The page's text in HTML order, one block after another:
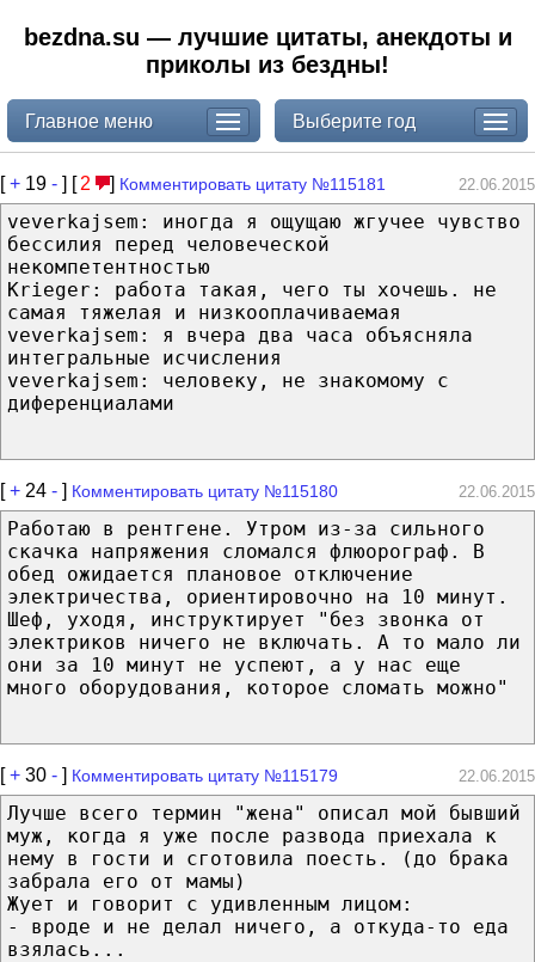
bezdna.su — лучшие цитаты, анекдоты и
приколы из бездны!
Главное меню Выберите год
[+ 19 - ] [ 2 ] Комментировать цитату №115181 22.06.2015
veverkajsem: иногда я ощущаю жгучее чувство
бессилия перед человеческой
некомпетентностью
Krieger: работа такая, чего ты хочешь. не
самая тяжелая и низкооплачиваемая
veverkajsem: я вчера два часа объясняла
интегральные исчисления
veverkajsem: человеку, не знакомому с
диференциалами
[+ 24 - ] Комментировать цитату №115180 22.06.2015
Работаю в рентгене. Утром из-за сильного
скачка напряжения сломался флюорограф. В
обед ожидается плановое отключение
электричества, ориентировочно на 10 минут.
Шеф, уходя, инструктирует "без звонка от
электриков ничего не включать. А то мало ли
они за 10 минут не успеют, а у нас еще
много оборудования, которое сломать можно"
[+ 30 - ] Комментировать цитату №115179 22.06.2015
Лучше всего термин "жена" описал мой бывший
муж, когда я уже после развода приехала к
нему в гости и сготовила поесть. (до брака
забрала его от мамы)
Жует и говорит с удивленным лицом:
- вроде и не делал ничего, а откуда-то еда
взялась...